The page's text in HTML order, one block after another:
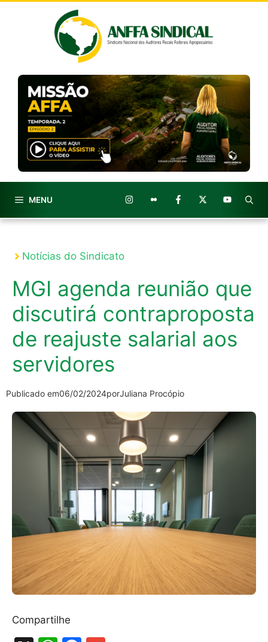
MENU
Notícias do Sindicato
MGI agenda reunião que
discutirá contraproposta
de reajuste salarial aos
servidores
Publicado em06/02/2024porJuliana Procópio
Compartilhe